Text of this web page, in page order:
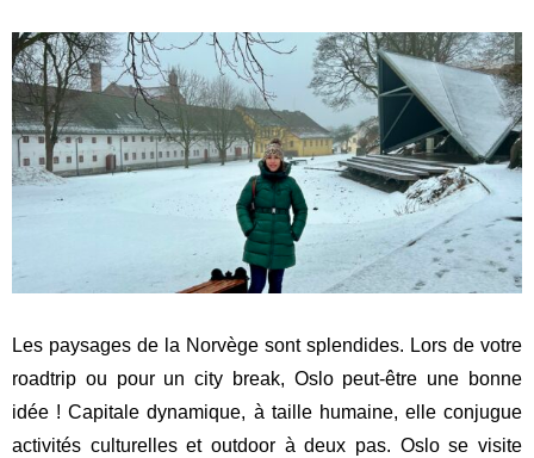
Les paysages de la Norvège sont splendides. Lors de votre
roadtrip ou pour un city break, Oslo peut-être une bonne
idée ! Capitale dynamique, à taille humaine, elle conjugue
activités culturelles et outdoor à deux pas. Oslo se visite